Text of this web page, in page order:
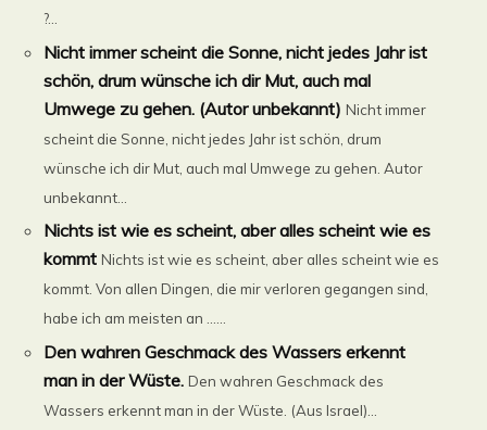
?...
Nicht immer scheint die Sonne, nicht jedes Jahr ist
schön, drum wünsche ich dir Mut, auch mal
Umwege zu gehen. (Autor unbekannt) Nicht immer
scheint die Sonne, nicht jedes Jahr ist schön, drum
wünsche ich dir Mut, auch mal Umwege zu gehen. Autor
unbekannt...
Nichts ist wie es scheint, aber alles scheint wie es
kommt Nichts ist wie es scheint, aber alles scheint wie es
kommt. Von allen Dingen, die mir verloren gegangen sind,
habe ich am meisten an ......
Den wahren Geschmack des Wassers erkennt
man in der Wüste. Den wahren Geschmack des
Wassers erkennt man in der Wüste. (Aus Israel)...